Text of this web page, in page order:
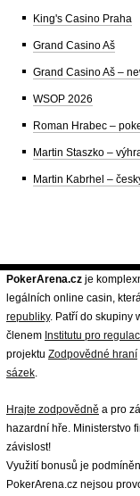
King's Casino Praha
Grand Casino Aš
Grand Casino Aš –
WSOP 2026
Roman Hrabec –
Martin Staszko –
Martin Kabrhel –
PokerArena.cz je
legálních online casin,
republiky. Patří do skupiny
členem Institutu pro
projektu Zodpovědné hraní
sázek.
Hrajte zodpovědně a pro
hazardní hře. Ministerstvo
závislost!
Využití bonusů je
PokerArena.cz nejsou